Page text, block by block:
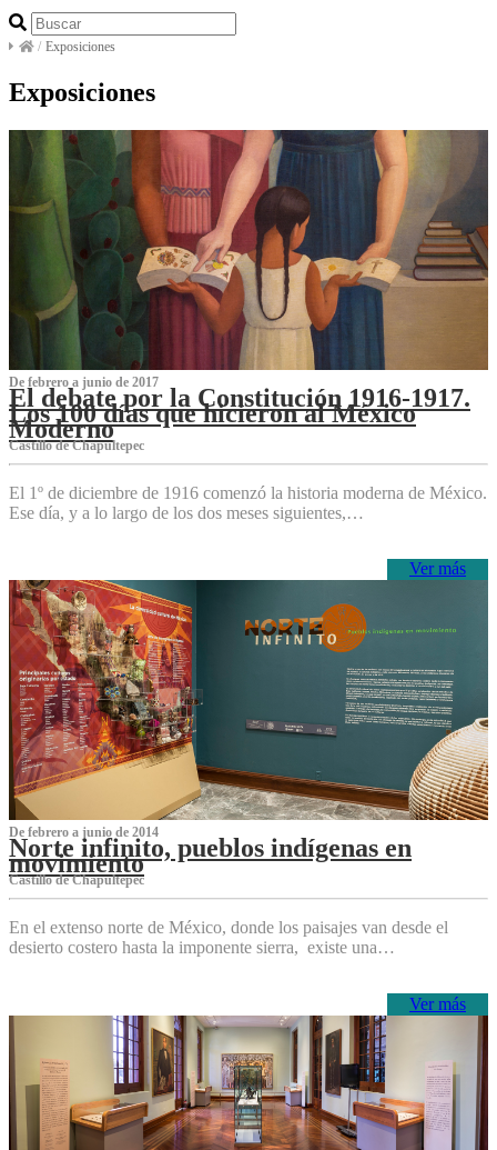
/ Exposiciones
Exposiciones
De febrero a junio de 2017
El debate por la Constitución 1916-1917.
Los 100 días que hicieron al México
Moderno
Castillo de Chapultepec
El 1º de diciembre de 1916 comenzó la historia moderna de México.
Ese día, y a lo largo de los dos meses siguientes,…
Ver más
De febrero a junio de 2014
Norte infinito, pueblos indígenas en
movimiento
Castillo de Chapultepec
En el extenso norte de México, donde los paisajes van desde el
desierto costero hasta la imponente sierra, existe una…
Ver más